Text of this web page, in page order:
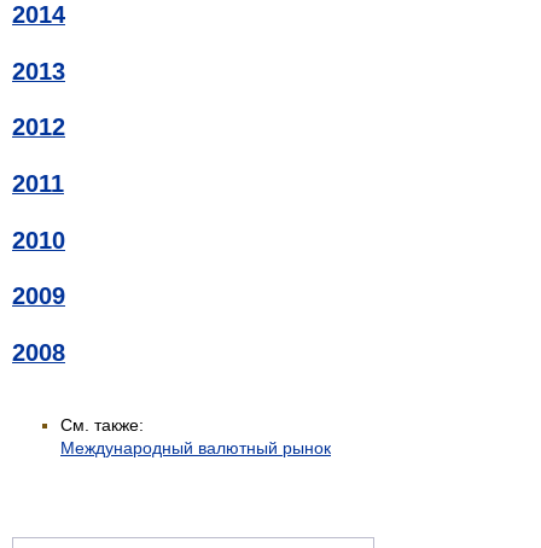
2014
2013
2012
2011
2010
2009
2008
См. также:
Международный валютный рынок